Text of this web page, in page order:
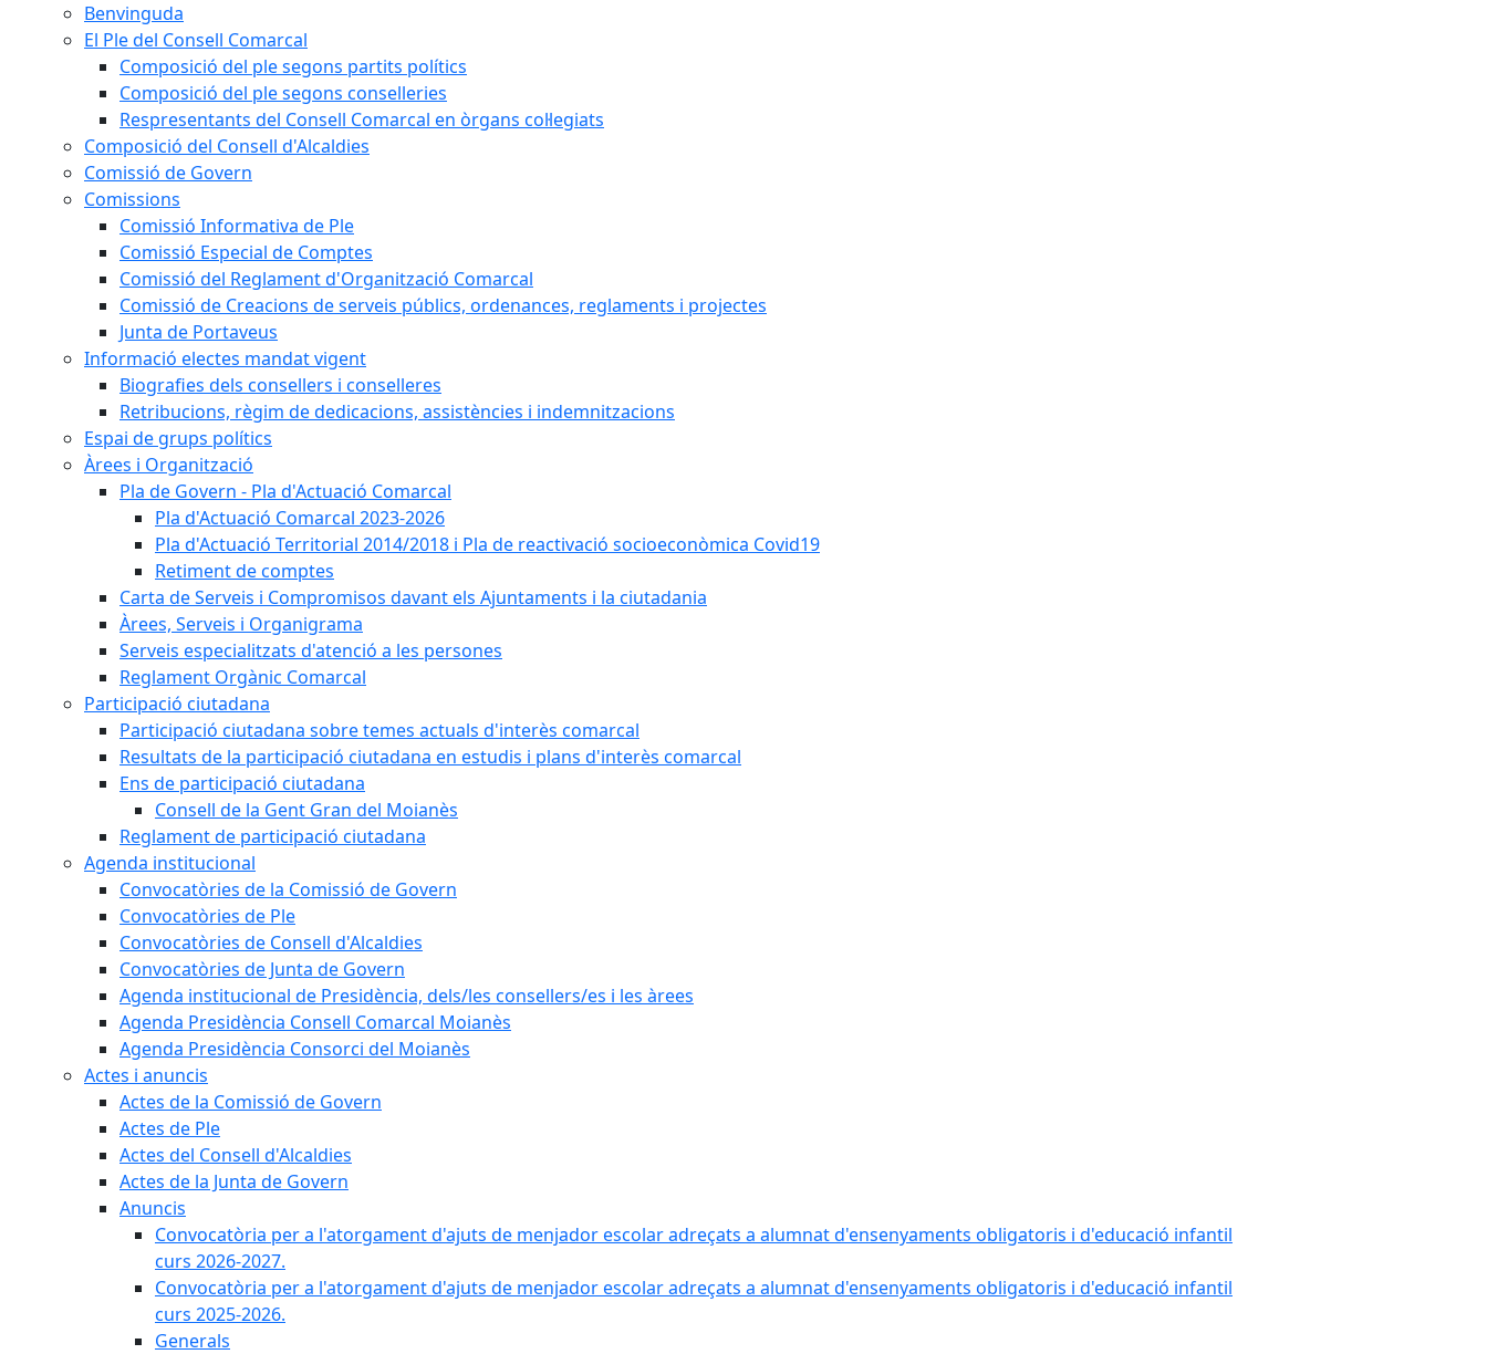
Benvinguda
El Ple del Consell Comarcal
Composició del ple segons partits polítics
Composició del ple segons conselleries
Respresentants del Consell Comarcal en òrgans col·legiats
Composició del Consell d'Alcaldies
Comissió de Govern
Comissions
Comissió Informativa de Ple
Comissió Especial de Comptes
Comissió del Reglament d'Organització Comarcal
Comissió de Creacions de serveis públics, ordenances, reglaments i projectes
Junta de Portaveus
Informació electes mandat vigent
Biografies dels consellers i conselleres
Retribucions, règim de dedicacions, assistències i indemnitzacions
Espai de grups polítics
Àrees i Organització
Pla de Govern - Pla d'Actuació Comarcal
Pla d'Actuació Comarcal 2023-2026
Pla d'Actuació Territorial 2014/2018 i Pla de reactivació socioeconòmica Covid19
Retiment de comptes
Carta de Serveis i Compromisos davant els Ajuntaments i la ciutadania
Àrees, Serveis i Organigrama
Serveis especialitzats d'atenció a les persones
Reglament Orgànic Comarcal
Participació ciutadana
Participació ciutadana sobre temes actuals d'interès comarcal
Resultats de la participació ciutadana en estudis i plans d'interès comarcal
Ens de participació ciutadana
Consell de la Gent Gran del Moianès
Reglament de participació ciutadana
Agenda institucional
Convocatòries de la Comissió de Govern
Convocatòries de Ple
Convocatòries de Consell d'Alcaldies
Convocatòries de Junta de Govern
Agenda institucional de Presidència, dels/les consellers/es i les àrees
Agenda Presidència Consell Comarcal Moianès
Agenda Presidència Consorci del Moianès
Actes i anuncis
Actes de la Comissió de Govern
Actes de Ple
Actes del Consell d'Alcaldies
Actes de la Junta de Govern
Anuncis
Convocatòria per a l'atorgament d'ajuts de menjador escolar adreçats a alumnat d'ensenyaments obligatoris i d'educació infantil
curs 2026-2027.
Convocatòria per a l'atorgament d'ajuts de menjador escolar adreçats a alumnat d'ensenyaments obligatoris i d'educació infantil
curs 2025-2026.
Generals